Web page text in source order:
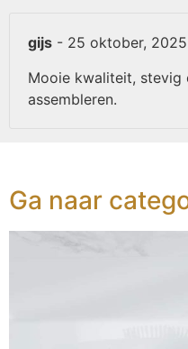
gijs - 25 oktober, 2025
Mooie kwaliteit, stevig
assembleren.
Ga naar